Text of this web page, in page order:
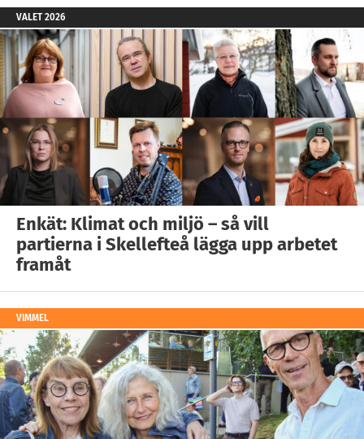
VALET 2026
Enkät: Klimat och miljö – så vill
partierna i Skellefteå lägga upp arbetet
framåt
VIMMEL